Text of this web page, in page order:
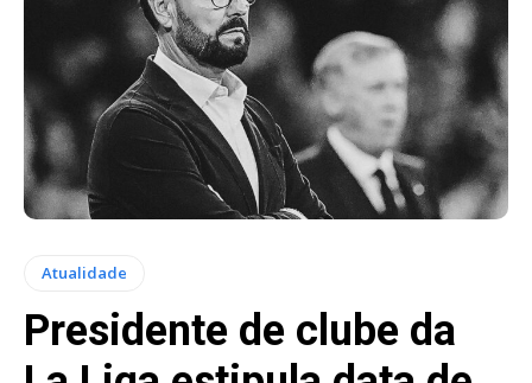
Atualidade
Presidente de clube da